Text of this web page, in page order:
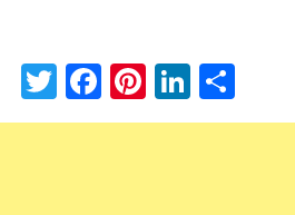
Twitter
Facebook
Pinterest
LinkedIn